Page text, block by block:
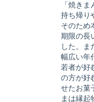
「焼き
持ち帰り
そのため
期限の長
した。ま
幅広い年
若者が好
の方が好
せたお菓
まは縁起